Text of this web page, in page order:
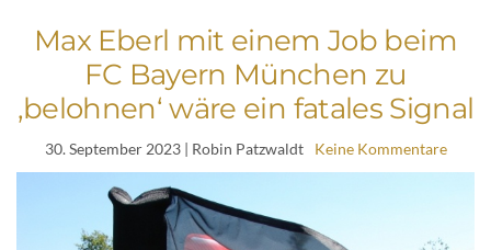
Max Eberl mit einem Job beim
FC Bayern München zu
‚belohnen‘ wäre ein fatales Signal
30. September 2023| Robin Patzwaldt Keine Kommentare